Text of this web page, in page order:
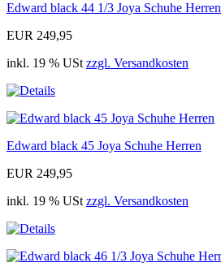
Edward black 44 1/3 Joya Schuhe Herren
EUR 249,95
inkl. 19 % USt zzgl. Versandkosten
Edward black 45 Joya Schuhe Herren
EUR 249,95
inkl. 19 % USt zzgl. Versandkosten